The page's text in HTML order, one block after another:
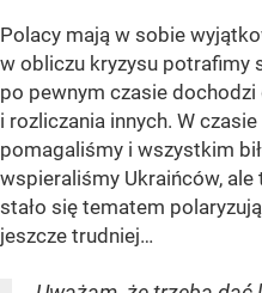
Polacy mają w sobie
w obliczu kryzysu potrafimy
po pewnym czasie
i rozliczania innych. W
pomagaliśmy i wszystkim
wspieraliśmy Ukraińców,
stało się tematem
jeszcze trudniej…